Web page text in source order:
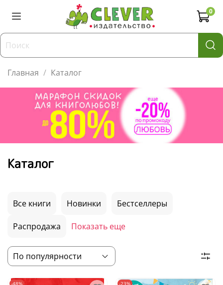
0
Главная Каталог
Каталог
Все книги Новинки Бестселлеры
Распродажа Показать еще
-48% -23%